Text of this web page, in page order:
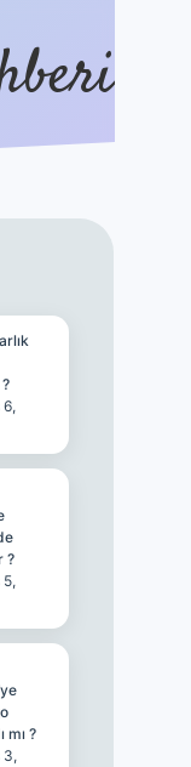
6,
?
5,
mı ?
3,
güncel giriş